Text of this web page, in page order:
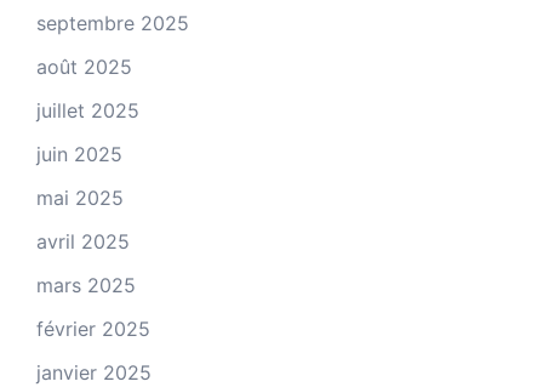
septembre 2025
août 2025
juillet 2025
juin 2025
mai 2025
avril 2025
mars 2025
février 2025
janvier 2025